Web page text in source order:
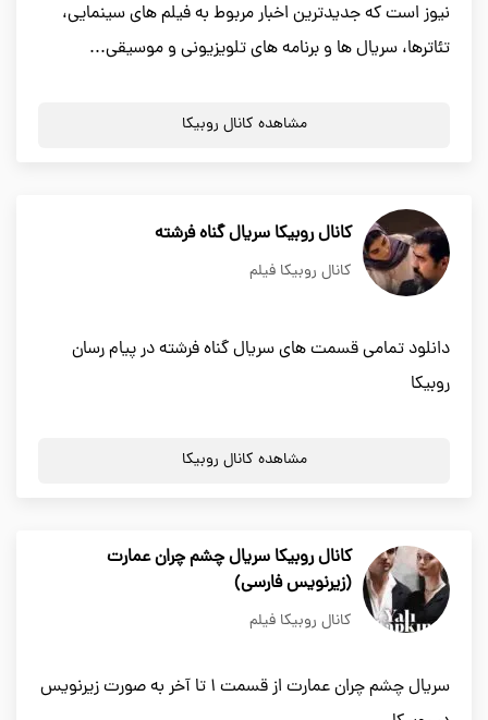
نیوز است که جدیدترین اخبار مربوط به فیلم های سینمایی،
تئاترها، سریال ها و برنامه های تلویزیونی و موسیقی...
مشاهده کانال روبیکا
کانال روبیکا سریال گناه فرشته
کانال روبیکا فیلم
دانلود تمامی قسمت های سریال گناه فرشته در پیام رسان
روبیکا
مشاهده کانال روبیکا
کانال روبیکا سریال چشم چران عمارت
(زيرنويس فارسی)
کانال روبیکا فیلم
سریال چشم چران عمارت از قسمت 1 تا آخر به صورت زیرنویس